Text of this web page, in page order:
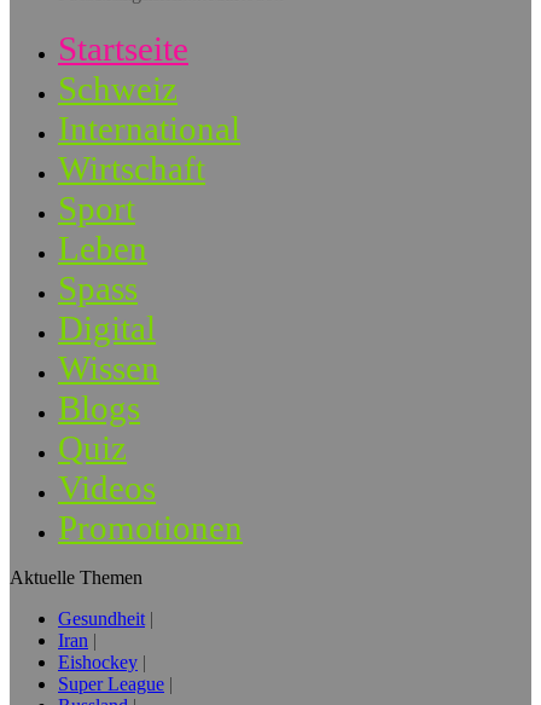
Startseite
Schweiz
International
Wirtschaft
Sport
Leben
Spass
Digital
Wissen
Blogs
Quiz
Videos
Promotionen
Aktuelle Themen
Gesundheit
Iran
Eishockey
Super League